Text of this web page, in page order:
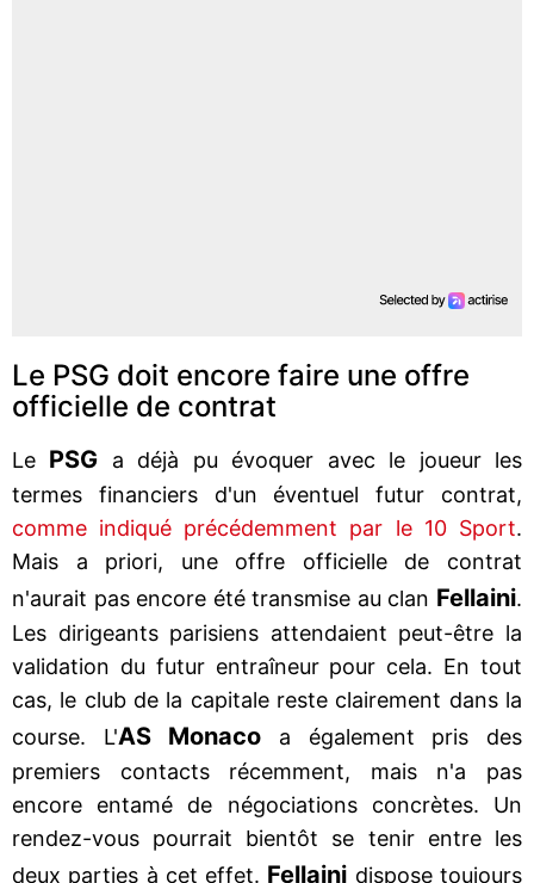
Le PSG doit encore faire une offre
officielle de contrat
Le PSG a déjà pu évoquer avec le joueur les
termes financiers d'un éventuel futur contrat,
comme indiqué précédemment par le 10 Sport.
Mais a priori, une offre officielle de contrat
n'aurait pas encore été transmise au clan Fellaini.
Les dirigeants parisiens attendaient peut-être la
validation du futur entraîneur pour cela. En tout
cas, le club de la capitale reste clairement dans la
course. L'AS Monaco a également pris des
premiers contacts récemment, mais n'a pas
encore entamé de négociations concrètes. Un
rendez-vous pourrait bientôt se tenir entre les
deux parties à cet effet. Fellaini dispose toujours